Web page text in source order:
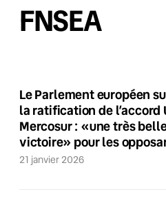
FNSEA
Le Parlement européen
la ratification de l’accord
Mercosur : «une très
victoire» pour les
21 janvier 2026